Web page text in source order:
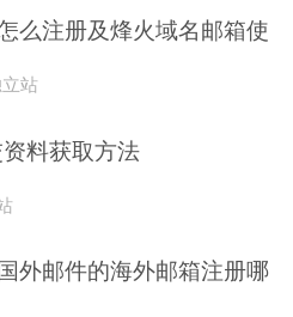
么注册及烽火域名邮箱使
站
料获取方法
外邮件的海外邮箱注册哪